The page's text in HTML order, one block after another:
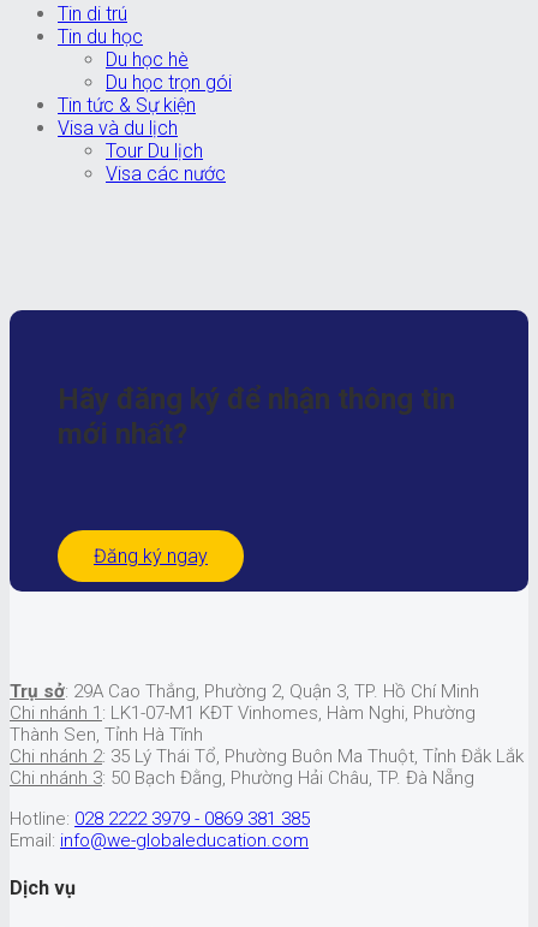
Tin di trú
Tin du học
Du học hè
Du học trọn gói
Tin tức & Sự kiện
Visa và du lịch
Tour Du lịch
Visa các nước
Hãy đăng ký để nhận thông tin
mới nhất?
Đăng ký ngay
Trụ sở: 29A Cao Thắng, Phường 2, Quận 3, TP. Hồ Chí Minh
Chi nhánh 1 : LK1-07-M1 KĐT Vinhomes, Hàm Nghi, Phường
Thành Sen, Tỉnh Hà Tĩnh
Chi nhánh 2: 35 Lý Thái Tổ, Phường Buôn Ma Thuột, Tỉnh Đắk Lắk
Chi nhánh 3: 50 Bạch Đằng, Phường Hải Châu, TP. Đà Nẵng
Hotline: 028 2222 3979 - 0869 381 385
Email: info@we-globaleducation.com
Dịch vụ